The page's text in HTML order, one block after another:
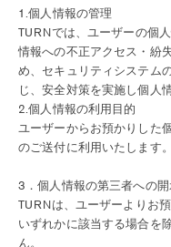
1.個人情報の管理
TURNでは、ユーザーの個
情報への不正アクセス・紛
め、セキュリティシステム
じ、安全対策を実施し個人
2.個人情報の利用目的
ユーザーからお預かりした
のご送付に利用いたします。
3．個人情報の第三者への
TURNは、ユーザーよりお
いずれかに該当する場合を
ん。